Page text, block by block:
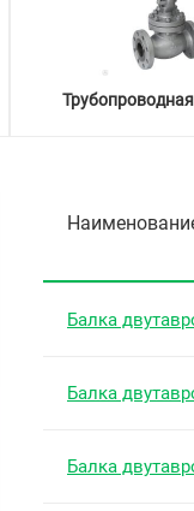
Балка
Балка
Балка